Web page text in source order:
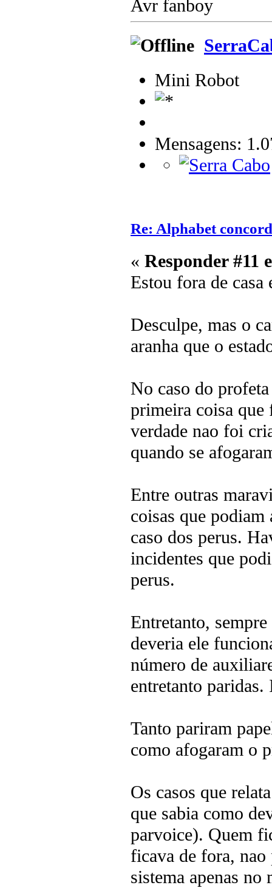
Avr fanboy
Mini Robot
Mensagens:
Re: Alphabet
« Responder #11
Estou fora de casa
Desculpe, mas o
aranha que o
No caso do
primeira coisa
verdade nao foi
quando se
Entre outras
coisas que podiam
caso dos perus.
incidentes que
perus.
Entretanto,
deveria ele
número de
entretanto
Tanto pariram
como afogaram o
Os casos que
que sabia como
parvoice). Quem
ficava de fora, nao
sistema apenas